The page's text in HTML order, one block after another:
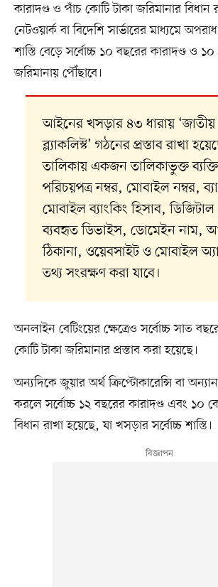
কারাদণ্ড ও পাঁচ কোটি টাকা জরিমানার বিধান
নেটওয়ার্ক বা বিদেশি সার্ভারের মাধ্যমে
শাস্তি বেড়ে সর্বোচ্চ ১০ বছরের কারাদণ্ড ও
জরিমানায় পৌঁছাবে।
আইনের খসড়ার ৪৩ ধারায় ‘জাতীয়
ব্ল্যাকলিস্ট’ গঠনের প্রস্তাব রাখা
তালিকায় একজন তালিকাভুক্ত
পরিচয়পত্র নম্বর, মোবাইল নম্বর,
মোবাইল ব্যাংকিং হিসাব,
ব্যবহৃত ডিভাইস, ডোমেইন নাম,
ঠিকানা, ওয়েবসাইট ও মোবাইল
তথ্য সংরক্ষণ করা যাবে।
অনলাইন বেটিংয়ের ক্ষেত্রেও সর্বোচ্চ সাত
কোটি টাকা জরিমানার প্রস্তাব করা হয়েছে।
অন্যদিকে জুয়ার অর্থ ক্রিপ্টোকারেন্সি বা
করলে সর্বোচ্চ ১২ বছরের কারাদণ্ড এবং ১০
বিধান রাখা হয়েছে, যা খসড়ার সর্বোচ্চ শাস্তি।